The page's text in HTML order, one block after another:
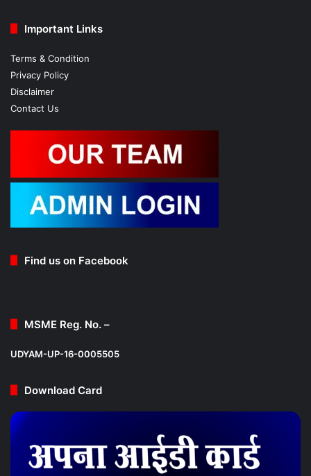
Important Links
Terms & Condition
Privacy Policy
Disclaimer
Contact Us
Find us on Facebook
MSME Reg. No. –
UDYAM-UP-16-0005505
Download Card